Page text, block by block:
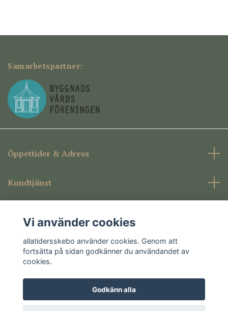
Samarbetspartner:
Öppettider & Adress
Kundtjänst
Sociala medier
Vi använder cookies
allatidersskebo använder cookies. Genom att
fortsätta på sidan godkänner du användandet av
cookies.
Godkänn alla